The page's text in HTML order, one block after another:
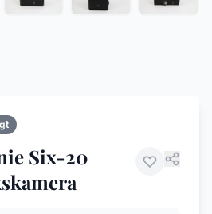
Six-20